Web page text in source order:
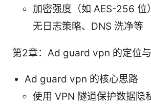
加密强度（如 AES-256 位
无日志策略、DNS 洗净等
第2章：Ad guard vpn 的定位
Ad guard vpn 的核心思路
使用 VPN 隧道保护数据隐